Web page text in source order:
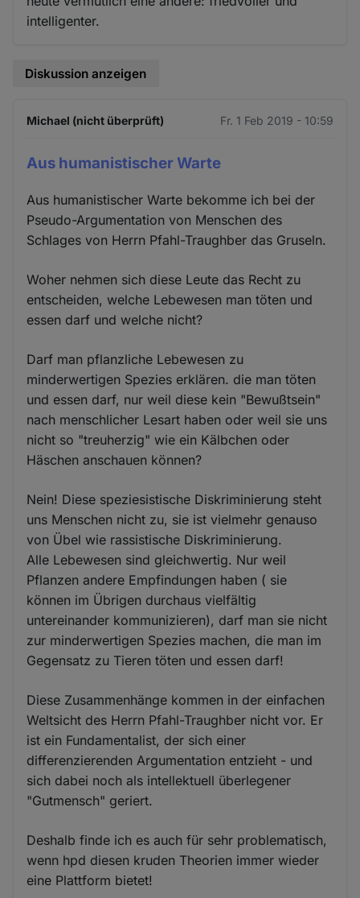
intelligenter.
Diskussion anzeigen
Michael (nicht überprüft) Fr. 1 Feb 2019 - 10:59
Aus humanistischer Warte
Aus humanistischer Warte bekomme ich bei der
Pseudo-Argumentation von Menschen des
Schlages von Herrn Pfahl-Traughber das Gruseln.
Woher nehmen sich diese Leute das Recht zu
entscheiden, welche Lebewesen man töten und
essen darf und welche nicht?
Darf man pflanzliche Lebewesen zu
minderwertigen Spezies erklären. die man töten
und essen darf, nur weil diese kein "Bewußtsein"
nach menschlicher Lesart haben oder weil sie uns
nicht so "treuherzig" wie ein Kälbchen oder
Häschen anschauen können?
Nein! Diese speziesistische Diskriminierung steht
uns Menschen nicht zu, sie ist vielmehr genauso
von Übel wie rassistische Diskriminierung.
Alle Lebewesen sind gleichwertig. Nur weil
Pflanzen andere Empfindungen haben ( sie
können im Übrigen durchaus vielfältig
untereinander kommunizieren), darf man sie nicht
zur minderwertigen Spezies machen, die man im
Gegensatz zu Tieren töten und essen darf!
Diese Zusammenhänge kommen in der einfachen
Weltsicht des Herrn Pfahl-Traughber nicht vor. Er
ist ein Fundamentalist, der sich einer
differenzierenden Argumentation entzieht - und
sich dabei noch als intellektuell überlegener
"Gutmensch" geriert.
Deshalb finde ich es auch für sehr problematisch,
wenn hpd diesen kruden Theorien immer wieder
eine Plattform bietet!